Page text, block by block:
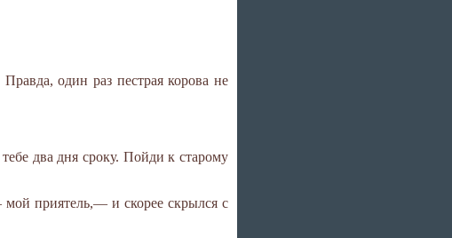
один раз пестрая корова не
два дня сроку. Пойди к старому
приятель,— и скорее скрылся с